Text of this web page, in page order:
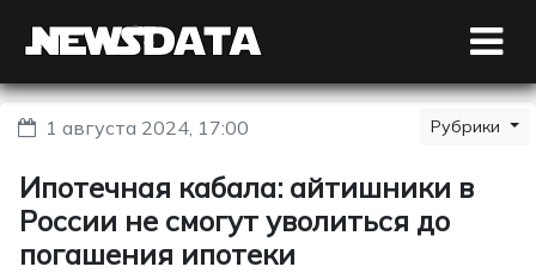
1 августа 2024, 17:00 Рубрики
Ипотечная кабала: айтишники в
России не смогут уволиться до
погашения ипотеки